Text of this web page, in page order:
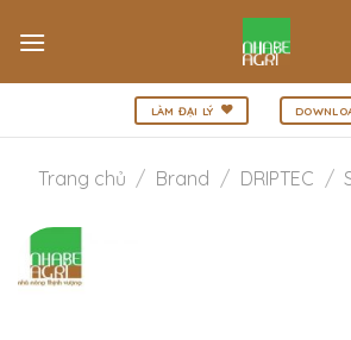
qua
nội
dung
LÀM ĐẠI LÝ
Trang chủ / Brand / DRIPTEC /